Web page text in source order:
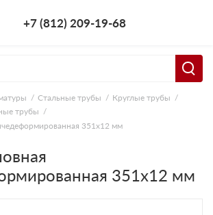
+7 (812) 209-19-68
Стальные трубы
Круглые трубы
трубы
351х12 мм
351х12 мм